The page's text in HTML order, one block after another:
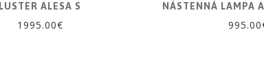
LUSTER ALESA S
1995.00€
NÁSTENNÁ LAMPA